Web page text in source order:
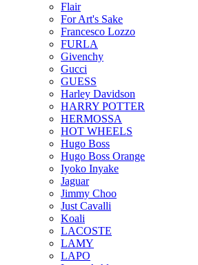
Flair
For Art's Sake
Francesco Lozzo
FURLA
Givenchy
Gucci
GUESS
Harley Davidson
HARRY POTTER
HERMOSSA
HOT WHEELS
Hugo Boss
Hugo Boss Orange
Iyoko Inyake
Jaguar
Jimmy Choo
Just Cavalli
Koali
LACOSTE
LAMY
LAPO